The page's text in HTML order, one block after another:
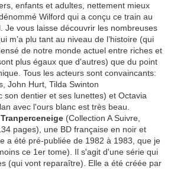
enfants et adultes, nettement mieux
Wilford qui a conçu ce train au
Je vous laisse découvrir les nombreuses
m’a plu tant au niveau de l’histoire (qui
de notre monde actuel entre riches et
plus égaux que d'autres) que du point
Tous les acteurs sont convaincants:
John Hurt, Tilda Swinton
son dentier et ses lunettes) et Octavia
avec l'ours blanc est très beau.
Tranperceneige (Collection A Suivre,
pages), une BD française en noir et
a été pré-publiée de 1982 à 1983, que je
ce 1er tome). Il s'agit d'une série qui
(qui vont reparaître). Elle a été créée par